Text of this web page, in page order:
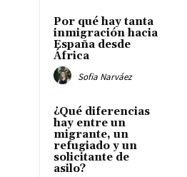
Por qué hay tanta
inmigración hacia
España desde
África
Sofia Narváez
¿Qué diferencias
hay entre un
migrante, un
refugiado y un
solicitante de
asilo?